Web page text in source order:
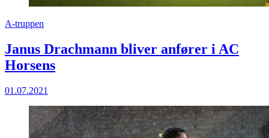
A-truppen
Janus Drachmann bliver anfører i AC
Horsens
01.07.2021